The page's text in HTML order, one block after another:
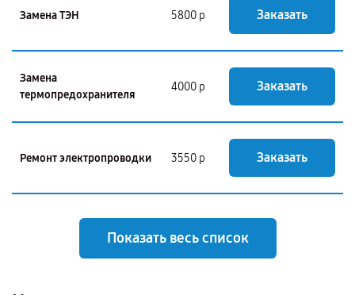
Замена ТЭН 5800 р Заказать
Замена
термопредохранителя
4000 р Заказать
Ремонт электропроводки 3550 р Заказать
Показать весь список